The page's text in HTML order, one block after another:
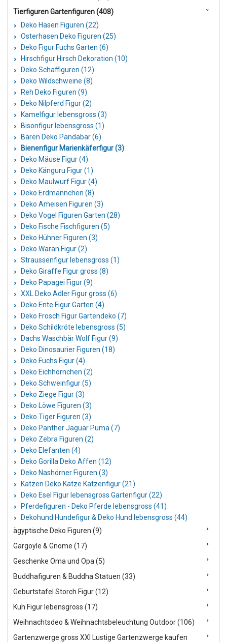
Tierfiguren Gartenfiguren (408)
Deko Hasen Figuren (22)
Osterhasen Deko Figuren (25)
Deko Figur Fuchs Garten (6)
Hirschfigur Hirsch Dekoration (10)
Deko Schaffiguren (12)
Deko Wildschweine (8)
Reh Deko Figuren (9)
Deko Nilpferd Figur (2)
Kamelfigur lebensgross (3)
Bisonfigur lebensgross (1)
Bären Deko Pandabär (6)
Bienenfigur Marienkäferfigur (3)
Deko Mäuse Figur (4)
Deko Känguru Figur (1)
Deko Maulwurf Figur (4)
Deko Erdmännchen (8)
Deko Ameisen Figuren (3)
Deko Vogel Figuren Garten (28)
Deko Fische Fischfiguren (5)
Deko Hühner Figuren (3)
Deko Waran Figur (2)
Straussenfigur lebensgross (1)
Deko Giraffe Figur gross (8)
Deko Papagei Figur (9)
XXL Deko Adler Figur gross (6)
Deko Ente Figur Garten (4)
Deko Frosch Figur Gartendeko (7)
Deko Schildkröte lebensgross (5)
Dachs Waschbär Wolf Figur (9)
Deko Dinosaurier Figuren (18)
Deko Fuchs Figur (4)
Deko Eichhörnchen (2)
Deko Schweinfigur (5)
Deko Ziege Figur (3)
Deko Löwe Figuren (3)
Deko Tiger Figuren (3)
Deko Panther Jaguar Puma (7)
Deko Zebra Figuren (2)
Deko Elefanten (4)
Deko Gorilla Deko Affen (12)
Deko Nashörner Figuren (3)
Katzen Deko Katze Katzenfigur (21)
Deko Esel Figur lebensgross Gartenfigur (22)
Pferdefiguren - Deko Pferde lebensgross (41)
Dekohund Hundefigur & Deko Hund lebensgross (44)
ägyptische Deko Figuren (9)
Gargoyle & Gnome (17)
Geschenke Oma und Opa (5)
Buddhafiguren & Buddha Statuen (33)
Geburtstafel Storch Figur (12)
Kuh Figur lebensgross (17)
Weihnachtsdeo & Weihnachtsbeleuchtung Outdoor (106)
Gartenzwerge gross XXl Lustige Gartenzwerge kaufen